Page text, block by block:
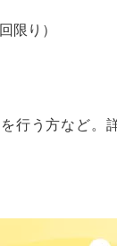
限り）
行う方など。